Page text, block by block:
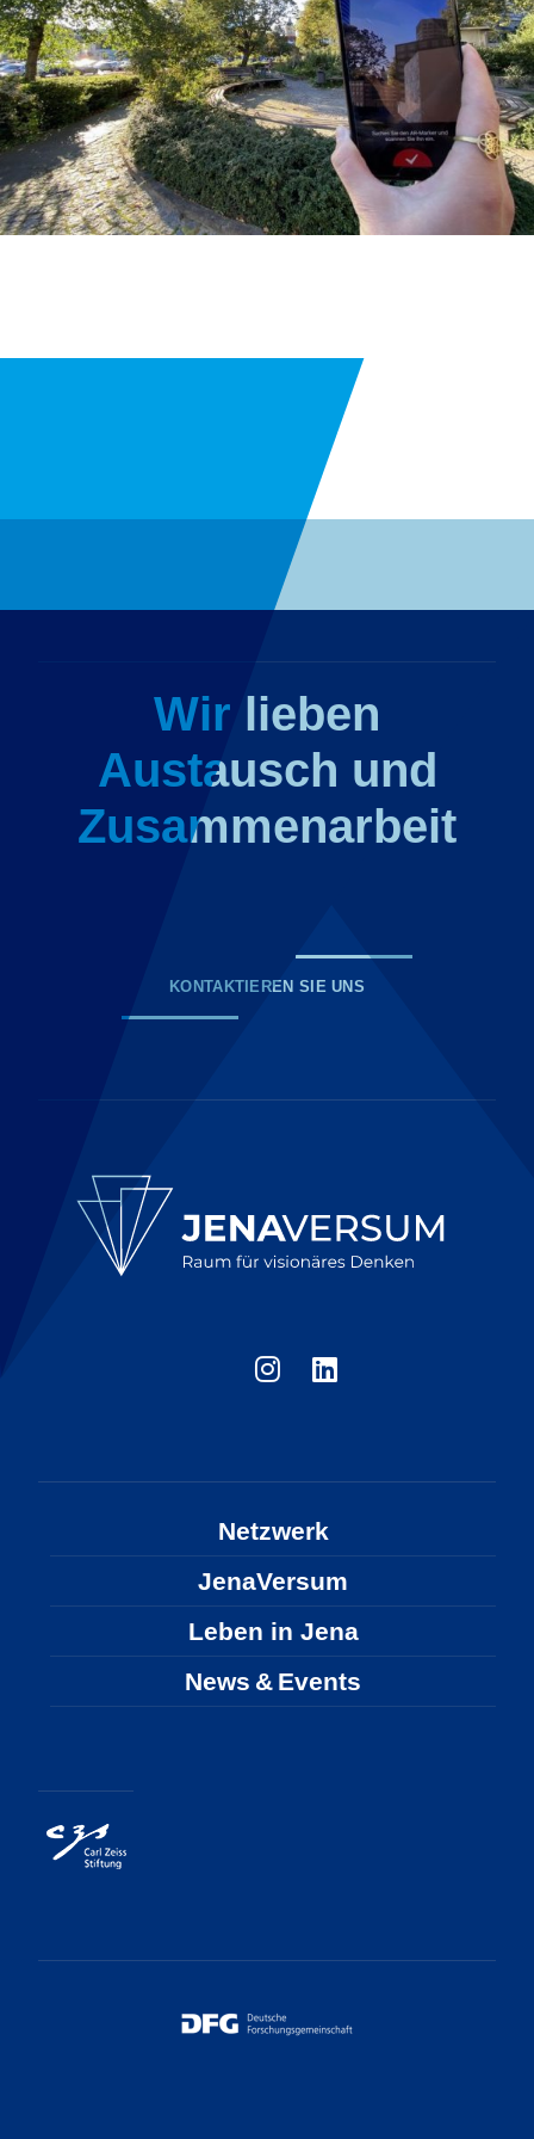
Wir lieben
Austausch und
Zusammenarbeit
KONTAKTIEREN SIE UNS
Netzwerk
JenaVersum
Leben in Jena
News & Events